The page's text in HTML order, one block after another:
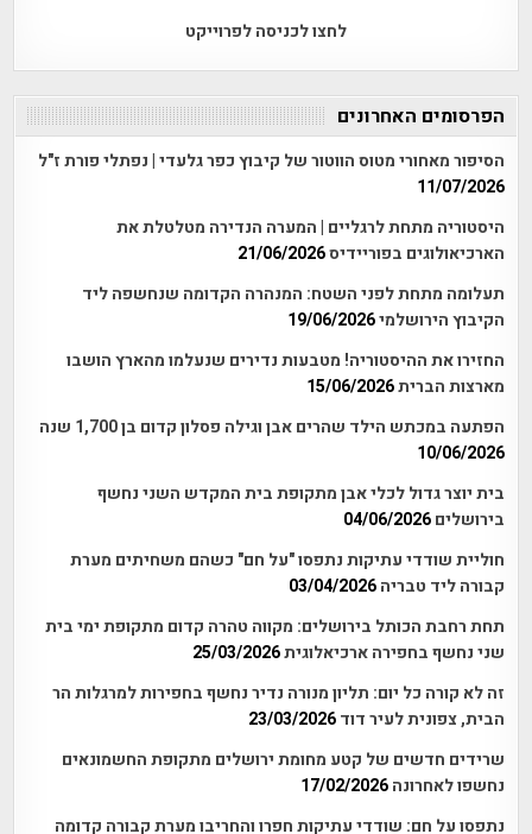
לחצו לכניסה לפרוייקט
הפרסומים האחרונים
הסיפור מאחורי מטוס הווטור של קיבוץ כפר גלעדי | נפתלי פורת ז"ל
11/07/2026
היסטוריה מתחת לרגליים | המערה הנדירה מטלטלת את
הארכיאולוגים בפוריידיס21/06/2026
תעלומה מתחת לפני השטח: המנהרה הקדומה שנחשפה ליד
הקיבוץ הירושלמי19/06/2026
החזירו את ההיסטוריה! מטבעות נדירים שנעלמו מהארץ הושבו
מארצות הברית15/06/2026
הפתעה במכתש הילד שהרים אבן וגילה פסלון קדום בן 1,700 שנה
10/06/2026
בית יוצר גדול לכלי אבן מתקופת בית המקדש השני נחשף
בירושלים 04/06/2026
חוליית שודדי עתיקות נתפסו "על חם" כשהם משחיתים מערת
קבורה ליד טבריה 03/04/2026
תחת רחבת הכותל בירושלים: מקווה טהרה קדום מתקופת ימי בית
שני נחשף בחפירה ארכיאלוגית25/03/2026
זה לא קורה כל יום: תליון מנורה נדיר נחשף בחפירות למרגלות הר
הבית, צפונית לעיר דוד 23/03/2026
שרידים חדשים של קטע מחומת ירושלים מתקופת החשמונאים
נחשפו לאחרונה 17/02/2026
נתפסו על חם: שודדי עתיקות חפרו והחריבו מערת קבורה קדומה